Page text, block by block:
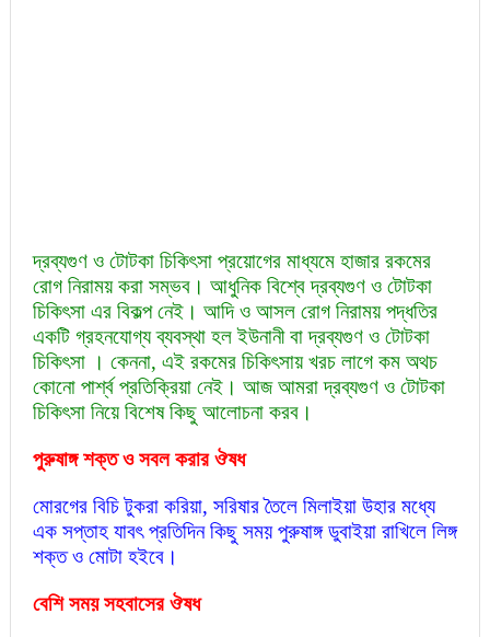
দ্রব্যগুণ ও টোটকা চিকিৎসা প্রয়োগের মাধ্যমে হাজার রকমের
রোগ নিরাময় করা সম্ভব। আধুনিক বিশ্বে দ্রব্যগুণ ও টোটকা
চিকিৎসা এর বিকল্প নেই। আদি ও আসল রোগ নিরাময় পদ্ধতির
একটি গ্রহনযোগ্য ব্যবস্থা হল ইউনানী বা দ্রব্যগুণ ও টোটকা
চিকিৎসা । কেননা, এই রকমের চিকিৎসায় খরচ লাগে কম অথচ
কোনো পার্শ্ব প্রতিক্রিয়া নেই। আজ আমরা দ্রব্যগুণ ও টোটকা
চিকিৎসা নিয়ে বিশেষ কিছু আলোচনা করব।
পুরুষাঙ্গ শক্ত ও সবল করার ঔষধ
মোরগের বিচি টুকরা করিয়া, সরিষার তৈলে মিলাইয়া উহার মধ্যে
এক সপ্তাহ যাবৎ প্রতিদিন কিছু সময় পুরুষাঙ্গ ডুবাইয়া রাখিলে লিঙ্গ
শক্ত ও মোটা হইবে।
বেশিসময় সহবাসেরঔষধ